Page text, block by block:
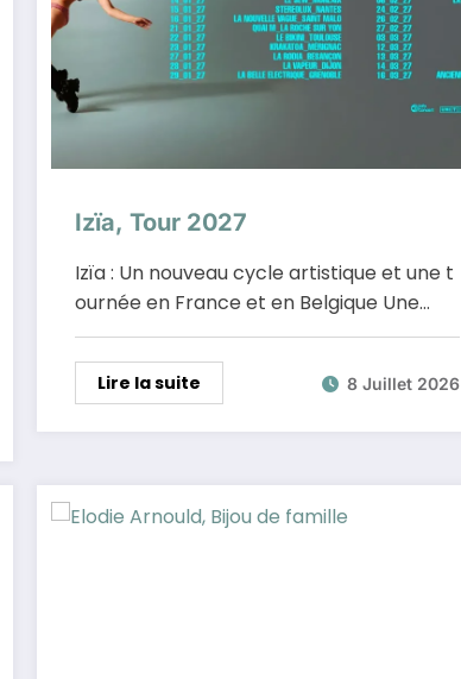
Izïa, Tour 2027
Izïa : Un nouveau cycle artistique et une t
ournée en France et en Belgique Une…
Lire la suite 8 Juillet 2026